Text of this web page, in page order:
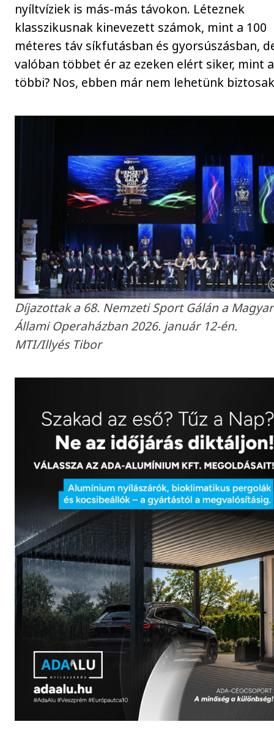
nyíltvíziek is más-más távokon. Léteznek
klasszikusnak kinevezett számok, mint a 100
méteres táv síkfutásban és gyorsúszásban,
valóban többet ér az ezeken elért siker, mint a
többi? Nos, ebben már nem lehetünk
Díjazottak a 68. Nemzeti Sport Gálán a Magyar
Állami Operaházban 2026. január 12-én.
MTI/Illyés Tibor